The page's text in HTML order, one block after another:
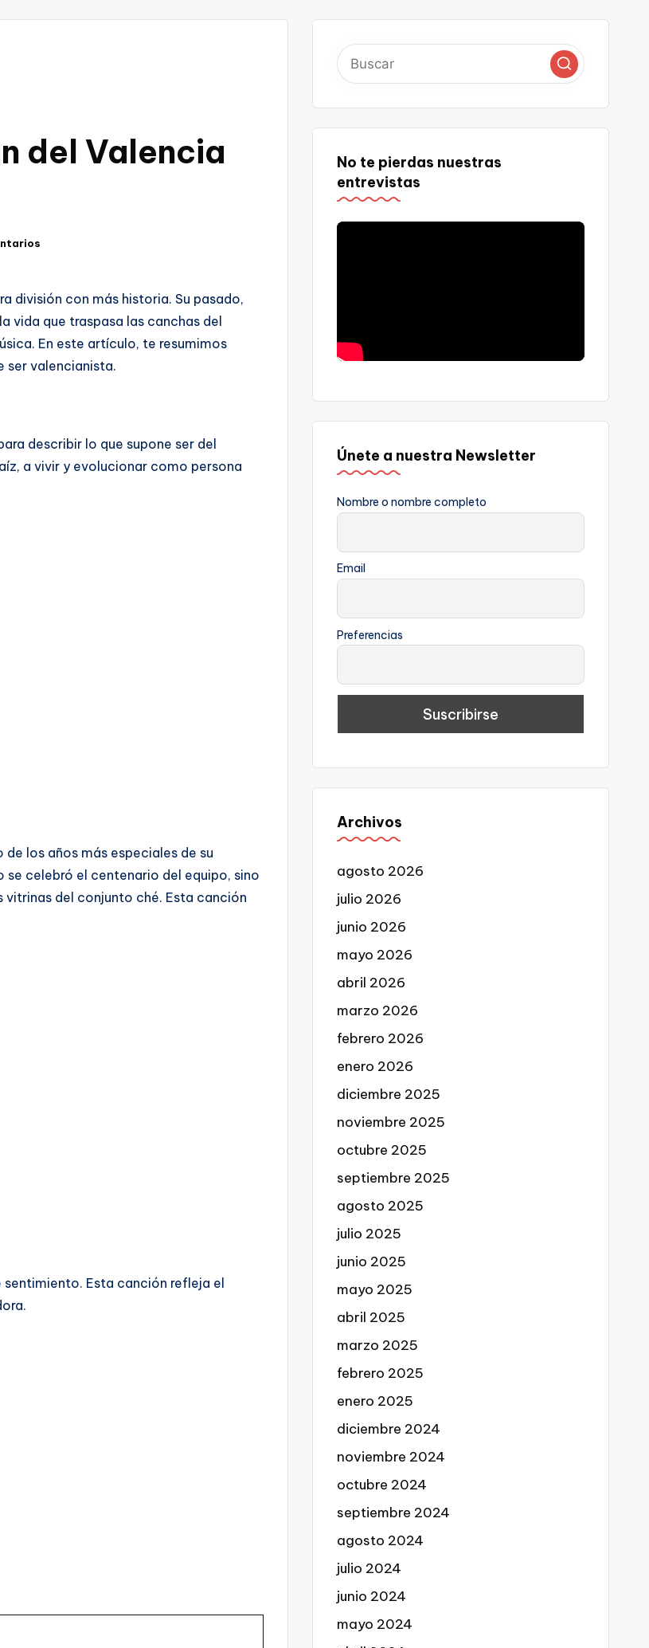
del Valencia
división con más historia. Su pasado,
vida que traspasa las canchas del
En este artículo, te resumimos
ser valencianista.
describir lo que supone ser del
a vivir y evolucionar como persona
los años más especiales de su
se celebró el centenario del equipo, sino
del conjunto ché. Esta canción
Esta canción refleja el
No te pierdas nuestras
entrevistas
Únete a nuestra Newsletter
Nombre o nombre completo
Email
Preferencias
Archivos
agosto 2026
julio 2026
junio 2026
mayo 2026
abril 2026
marzo 2026
febrero 2026
enero 2026
diciembre 2025
noviembre 2025
octubre 2025
septiembre 2025
agosto 2025
julio 2025
junio 2025
mayo 2025
abril 2025
marzo 2025
febrero 2025
enero 2025
diciembre 2024
noviembre 2024
octubre 2024
septiembre 2024
agosto 2024
julio 2024
junio 2024
mayo 2024